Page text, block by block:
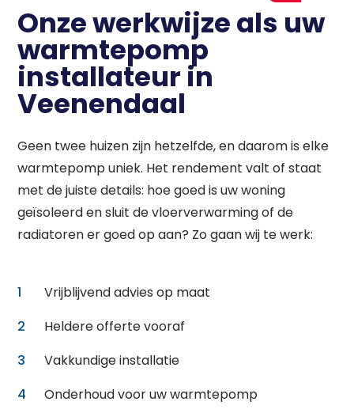
Waar ben je naar op zoek?
Onze werkwijze als uw
warmtepomp
installateur in
Veenendaal
Geen twee huizen zijn hetzelfde, en daarom is elke
warmtepomp uniek. Het rendement valt of staat
met de juiste details: hoe goed is uw woning
geïsoleerd en sluit de vloerverwarming of de
radiatoren er goed op aan? Zo gaan wij te werk:
Vrijblijvend advies op maat
Heldere offerte vooraf
Vakkundige installatie
Onderhoud voor uw warmtepomp